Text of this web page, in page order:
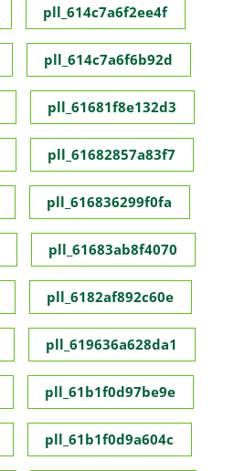
pll_614c7a6f2ee4f
pll_614c7a6f6b92d
pll_61681f8e132d3
pll_61682857a83f7
pll_616836299f0fa
pll_61683ab8f4070
pll_6182af892c60e
pll_619636a628da1
pll_61b1f0d97be9e
pll_61b1f0d9a604c